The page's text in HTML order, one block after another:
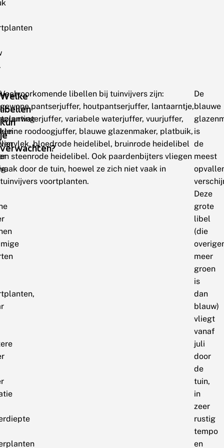
Welke
libellen
kun
je
verwachten?
Veelvoorkomende libellen bij tuinvijvers zijn:
gewone pantserjuffer, houtpantserjuffer, lantaarntje,
azuurwaterjuffer, variabele waterjuffer, vuurjuffer,
kleine roodoogjuffer, blauwe glazenmaker, platbuik,
viervlek, bloedrode heidelibel, bruinrode heidelibel
en steenrode heidelibel. Ook paardenbijters vliegen
vaak door de tuin, hoewel ze zich niet vaak in
tuinvijvers voortplanten.
De
blauwe
is
de
meest
Deze
grote
libel
(die
meer
groen
is
dan
blauw)
vliegt
vanaf
juli
door
de
tuin,
in
zeer
rustig
tempo
en